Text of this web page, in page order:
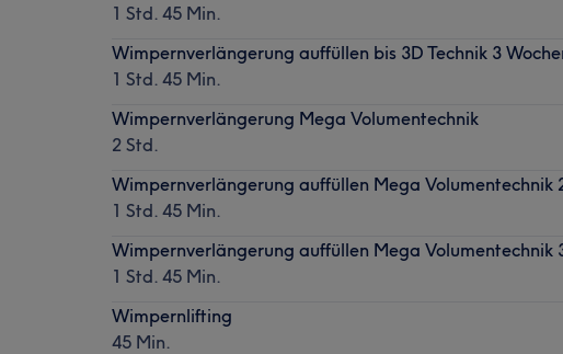
1 Std. 45 Min.
Wimpernverlängerung auffüllen bis 3D Technik 3
1 Std. 45 Min.
Wimpernverlängerung Mega Volumentechnik
2 Std.
Wimpernverlängerung auffüllen Mega Volumentechnik
1 Std. 45 Min.
Wimpernverlängerung auffüllen Mega Volumentechnik
1 Std. 45 Min.
Wimpernlifting
45 Min.